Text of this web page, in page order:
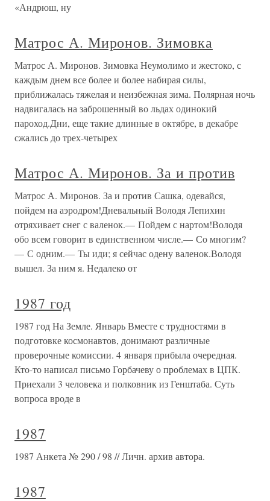
«Андрюш, ну
Матрос А. Миронов. Зимовка
Матрос А. Миронов. Зимовка Неумолимо и жестоко, с
каждым днем все более и более набирая силы,
приближалась тяжелая и неизбежная зима. Полярная ночь
надвигалась на заброшенный во льдах одинокий
пароход.Дни, еще такие длинные в октябре, в декабре
сжались до трех-четырех
Матрос А. Миронов. За и против
Матрос А. Миронов. За и против Сашка, одевайся,
пойдем на аэродром!Дневальный Володя Лепихин
отряхивает снег с валенок.— Пойдем с нартом!Володя
обо всем говорит в единственном числе.— Со многим?
— С одним.— Ты иди; я сейчас одену валенок.Володя
вышел. За ним я. Недалеко от
1987 год
1987 год На Земле. Январь Вместе с трудностями в
подготовке космонавтов, донимают различные
проверочные комиссии. 4 января прибыла очередная.
Кто-то написал письмо Горбачеву о проблемах в ЦПК.
Приехали 3 человека и полковник из Генштаба. Суть
вопроса вроде в
1987
1987 Анкета № 290 / 98 // Личн. архив автора.
1987